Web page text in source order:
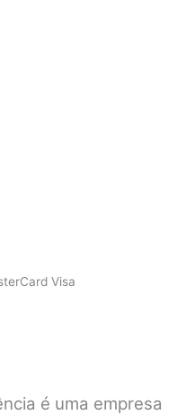
Visa
é uma empresa